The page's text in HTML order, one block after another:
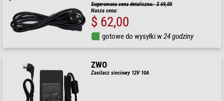
Sugerowana cena detaliczna: $ 69,00
Nasza cena:
$ 62,00
gotowe do wysyłki w24 godziny
ZWO
Zasilacz sieciowy 12V 10A